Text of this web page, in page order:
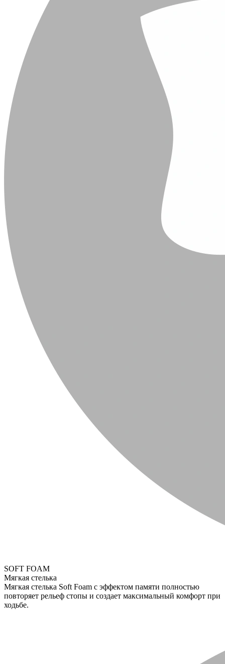
SOFT FOAM
Мягкая стелька
Мягкая стелька Soft Foam с эффектом памяти полностью
повторяет рельеф стопы и создает максимальный комфорт при
ходьбе.